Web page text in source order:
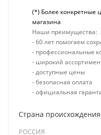
(*) Более конкретные
магазина
Наши преимущества:
- 60 лет помогаем
- профессиональные
- широкий
- доступные цены
- безопасная оплата
- официальная
Страна происхождения
РОССИЯ